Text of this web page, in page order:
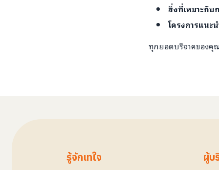
สิ่งที่เหมาะกับ
โครงการแนะ
ทุกยอดบริจาคของคุ
รู้จักเทใจ ผู้บ